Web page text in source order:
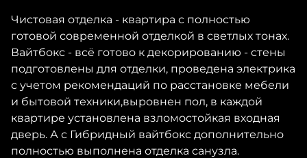
Чистовая отделка - квартира с полностью
готовой современной отделкой в светлых тонах.
Вайтбокс - всё готово к декорированию - стены
подготовлены для отделки, проведена электрика
с учетом рекомендаций по расстановке мебели
и бытовой техники,выровнен пол, в каждой
квартире установлена взломостойкая входная
дверь. А с Гибридный вайтбокс дополнительно
полностью выполнена отделка санузла.